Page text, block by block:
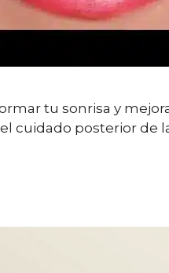
tu sonrisa y
cuidado posterior de